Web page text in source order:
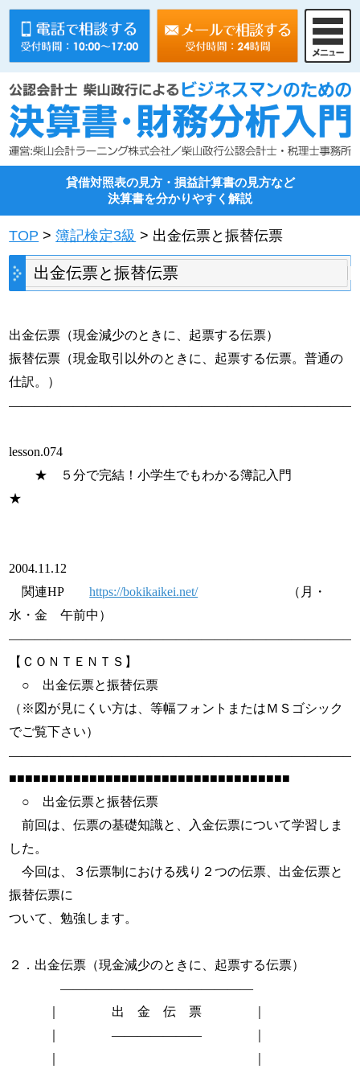
貸借対照表の見方・損益計算書の見方など
決算書を分かりやすく解説
TOP >簿記検定3級 > 出金伝票と振替伝票
出金伝票と振替伝票
出金伝票（現金減少のときに、起票する伝票）
振替伝票（現金取引以外のときに、起票する伝票。普通の
仕訳。）
lesson.074
★ ５分で完結！小学生でもわかる簿記入門
★
2004.11.12
関連HPhttps://bokikaikei.net/（月・
水・金 午前中）
【ＣＯＮＴＥＮＴＳ】
○ 出金伝票と振替伝票
（※図が見にくい方は、等幅フォントまたはＭＳゴシック
でご覧下さい）
■■■■■■■■■■■■■■■■■■■■■■■■■■■■■■■■■■■
○ 出金伝票と振替伝票
前回は、伝票の基礎知識と、入金伝票について学習しま
した。
今回は、３伝票制における残り２つの伝票、出金伝票と
振替伝票に
ついて、勉強します。
２．出金伝票（現金減少のときに、起票する伝票）
―――――――――――――――
｜ 出 金 伝 票 ｜
｜ ――――――― ｜